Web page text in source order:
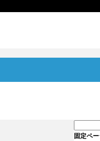
索:
固定ペ